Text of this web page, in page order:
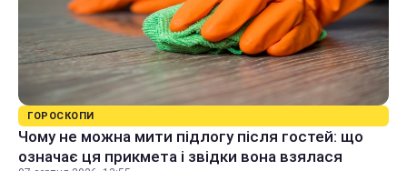
ГОРОСКОПИ
Чому не можна мити підлогу після гостей: що
означає ця прикмета і звідки вона взялася